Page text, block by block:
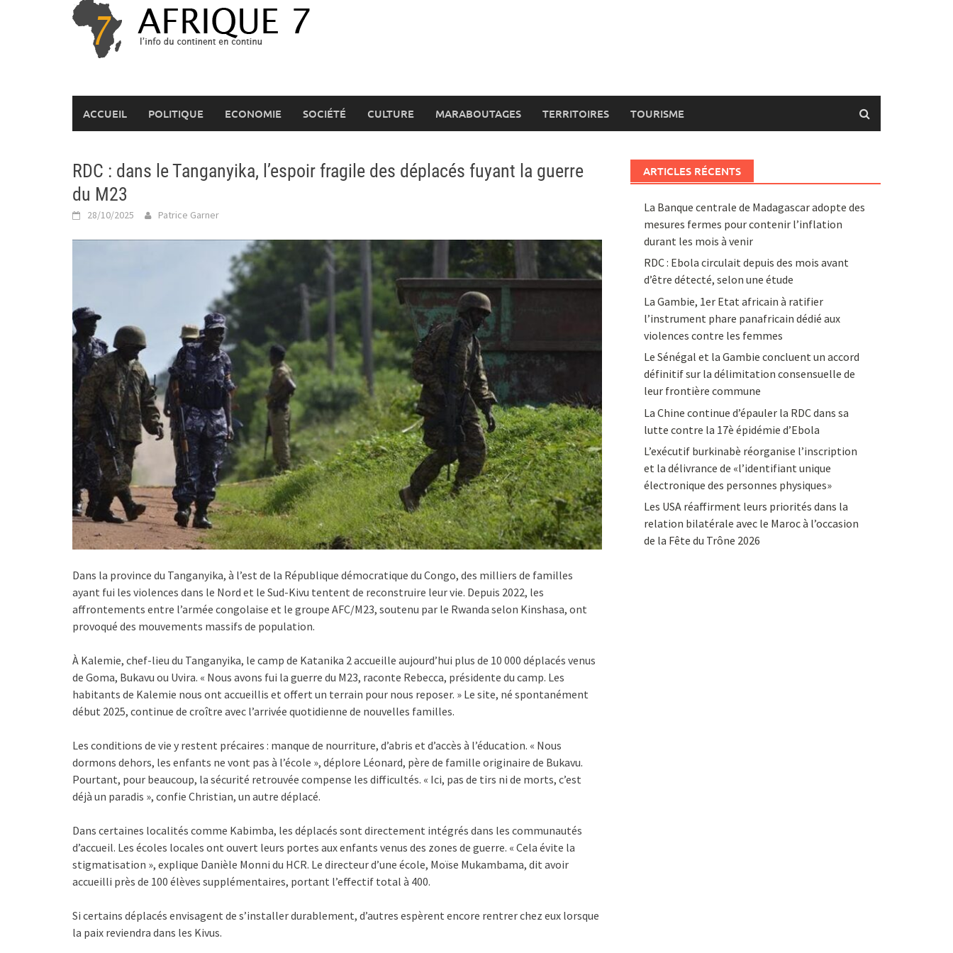
ACCUEIL POLITIQUE ECONOMIE SOCIÉTÉ CULTURE MARABOUTAGES TERRITOIRES TOURISME
RDC : dans le Tanganyika, l’espoir fragile des déplacés fuyant la guerre
du M23
28/10/2025 Patrice Garner
Dans la province du Tanganyika, à l’est de la République démocratique du Congo, des milliers de familles
ayant fui les violences dans le Nord et le Sud-Kivu tentent de reconstruire leur vie. Depuis 2022, les
affrontements entre l’armée congolaise et le groupe AFC/M23, soutenu par le Rwanda selon Kinshasa, ont
provoqué des mouvements massifs de population.
À Kalemie, chef-lieu du Tanganyika, le camp de Katanika 2 accueille aujourd’hui plus de 10 000 déplacés venus
de Goma, Bukavu ou Uvira. « Nous avons fui la guerre du M23, raconte Rebecca, présidente du camp. Les
habitants de Kalemie nous ont accueillis et offert un terrain pour nous reposer. » Le site, né spontanément
début 2025, continue de croître avec l’arrivée quotidienne de nouvelles familles.
Les conditions de vie y restent précaires : manque de nourriture, d’abris et d’accès à l’éducation. « Nous
dormons dehors, les enfants ne vont pas à l’école », déplore Léonard, père de famille originaire de Bukavu.
Pourtant, pour beaucoup, la sécurité retrouvée compense les difficultés. « Ici, pas de tirs ni de morts, c’est
déjà un paradis », confie Christian, un autre déplacé.
Dans certaines localités comme Kabimba, les déplacés sont directement intégrés dans les communautés
d’accueil. Les écoles locales ont ouvert leurs portes aux enfants venus des zones de guerre. « Cela évite la
stigmatisation », explique Danièle Monni du HCR. Le directeur d’une école, Moïse Mukambama, dit avoir
accueilli près de 100 élèves supplémentaires, portant l’effectif total à 400.
Si certains déplacés envisagent de s’installer durablement, d’autres espèrent encore rentrer chez eux lorsque
la paix reviendra dans les Kivus.
ARTICLES RÉCENTS
La Banque centrale de Madagascar adopte des
mesures fermes pour contenir l’inflation
durant les mois à venir
RDC : Ebola circulait depuis des mois avant
d’être détecté, selon une étude
La Gambie, 1er Etat africain à ratifier
l’instrument phare panafricain dédié aux
violences contre les femmes
Le Sénégal et la Gambie concluent un accord
définitif sur la délimitation consensuelle de
leur frontière commune
La Chine continue d’épauler la RDC dans sa
lutte contre la 17è épidémie d’Ebola
L’exécutif burkinabè réorganise l’inscription
et la délivrance de «l’identifiant unique
électronique des personnes physiques»
Les USA réaffirment leurs priorités dans la
relation bilatérale avec le Maroc à l’occasion
de la Fête du Trône 2026